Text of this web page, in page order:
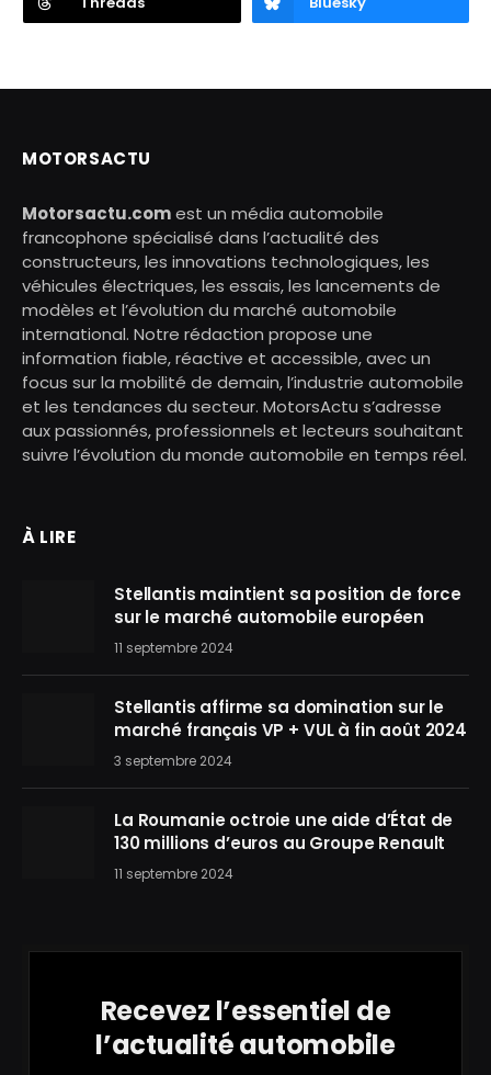
MOTORSACTU
Motorsactu.comest un média automobile
francophone spécialisé dans l’actualité des
constructeurs, les innovations technologiques, les
véhicules électriques, les essais, les lancements de
modèles et l’évolution du marché automobile
international. Notre rédaction propose une
information fiable, réactive et accessible, avec un
focus sur la mobilité de demain, l’industrie automobile
et les tendances du secteur. MotorsActu s’adresse
aux passionnés, professionnels et lecteurs souhaitant
suivre l’évolution du monde automobile en temps réel.
À LIRE
Stellantis maintient sa position de force
sur le marché automobile européen
11 septembre 2024
Stellantis affirme sa domination sur le
marché français VP + VUL à fin août 2024
3 septembre 2024
La Roumanie octroie une aide d’État de
130 millions d’euros au Groupe Renault
11 septembre 2024
Recevez l’essentiel de
l’actualité automobile